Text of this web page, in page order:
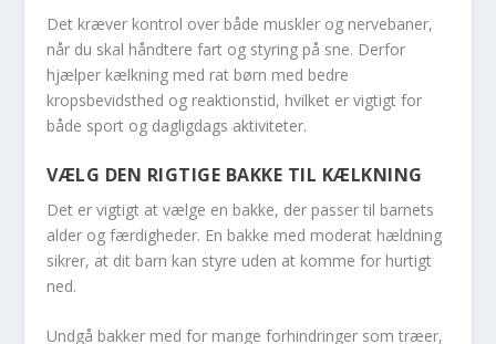
Det kræver kontrol over både muskler og nervebaner,
når du skal håndtere fart og styring på sne. Derfor
hjælper kælkning med rat børn med bedre
kropsbevidsthed og reaktionstid, hvilket er vigtigt for
både sport og dagligdags aktiviteter.
VÆLG DEN RIGTIGE BAKKE TIL KÆLKNING
Det er vigtigt at vælge en bakke, der passer til barnets
alder og færdigheder. En bakke med moderat hældning
sikrer, at dit barn kan styre uden at komme for hurtigt
ned.
Undgå bakker med for mange forhindringer som træer,